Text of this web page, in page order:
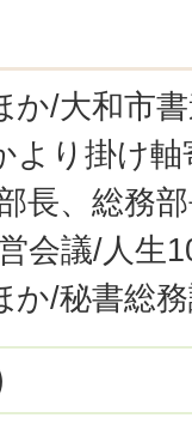
か/大和市
より掛け
長、総務
会議/人生
か/秘書総